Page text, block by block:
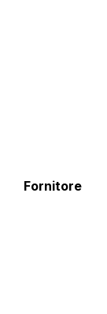
Fornitore